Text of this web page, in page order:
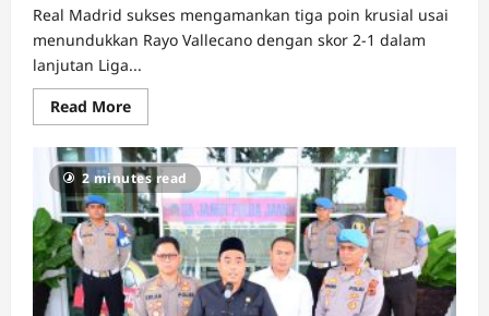
Real Madrid sukses mengamankan tiga poin krusial usai
menundukkan Rayo Vallecano dengan skor 2-1 dalam
lanjutan Liga...
Read MoreRead
more
Drama
Penalti
Menit
Akhir!
Madrid
Jinakkan
Rayo,
Barca
Tak
Bisa
Tenang
2 minutes read